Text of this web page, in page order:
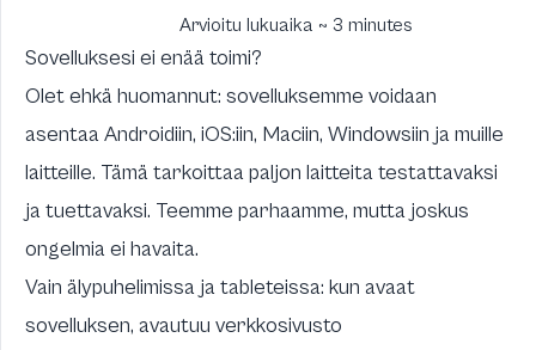
Arvioitu lukuaika ~ 3 minutes
Sovelluksesi ei enää toimi?
Olet ehkä huomannut: sovelluksemme voidaan
asentaa Androidiin, iOS:iin, Maciin, Windowsiin ja muille
laitteille. Tämä tarkoittaa paljon laitteita testattavaksi
ja tuettavaksi. Teemme parhaamme, mutta joskus
ongelmia ei havaita.
Vain älypuhelimissa ja tableteissa: kun avaat
sovelluksen, avautuu verkkosivusto